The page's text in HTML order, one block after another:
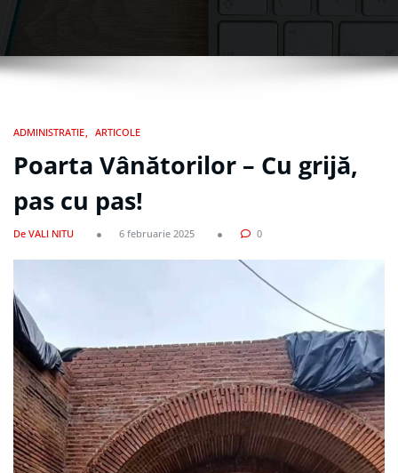
ADMINISTRATIE ARTICOLE
Poarta Vânătorilor – Cu grijă,
pas cu pas!
De VALI NITU 6 februarie 2025 0